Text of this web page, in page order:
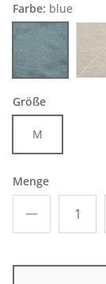
Farbe: blue
blue sand
Größe
M
Menge